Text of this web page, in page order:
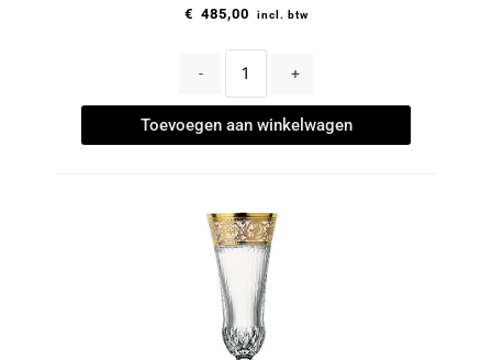
€ 485,00 incl. btw
- +
Toevoegen aan winkelwagen